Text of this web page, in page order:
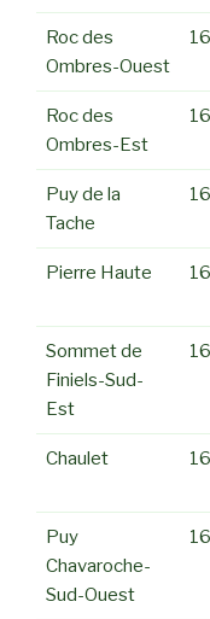
Roc des
Ombres-Ouest
Roc des
Ombres-Est
Puy de la
Tache
Pierre Haute
Sommet de
Finiels-Sud-
Est
Chaulet
Puy
Chavaroche-
Sud-Ouest